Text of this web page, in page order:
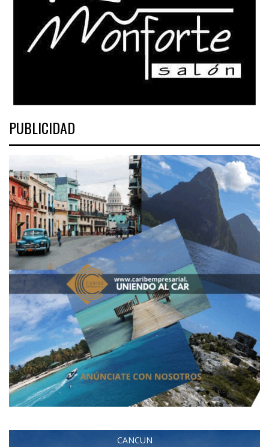
PUBLICIDAD
CANCUN